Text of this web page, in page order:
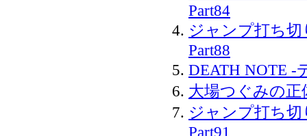
Part84
ジャンプ打ち
Part88
DEATH NOTE -
大場つぐみの
ジャンプ打ち
Part91